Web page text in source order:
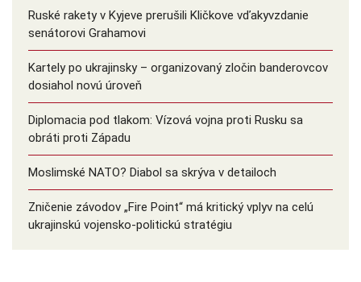
Ruské rakety v Kyjeve prerušili Kličkove vďakyvzdanie
senátorovi Grahamovi
Kartely po ukrajinsky – organizovaný zločin banderovcov
dosiahol novú úroveň
Diplomacia pod tlakom: Vízová vojna proti Rusku sa
obráti proti Západu
Moslimské NATO? Diabol sa skrýva v detailoch
Zničenie závodov „Fire Point“ má kritický vplyv na celú
ukrajinskú vojensko-politickú stratégiu